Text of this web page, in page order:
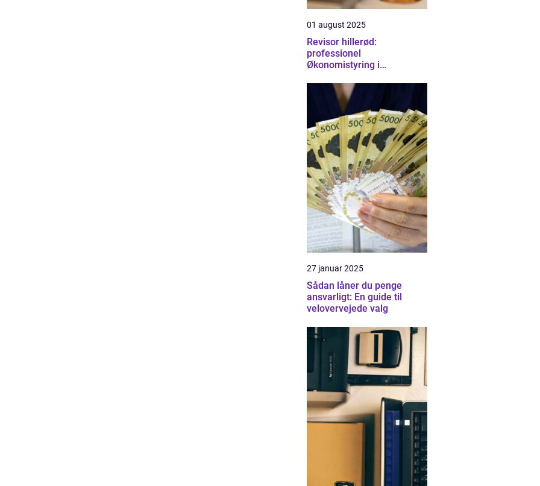
01 august 2025
Revisor hillerød:
professionel
Økonomistyring i
27 januar 2025
Sådan låner du penge
ansvarligt: En guide til
velovervejede valg